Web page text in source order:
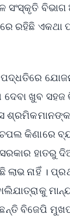
ସଂସ୍କୃତି
ରହିଛି ଏକଥା
ପଦ୍ଧତିରେ
ଖୁବ ସହଜ
କିଣାରେ
ହାତରୁ
ନାହିଁ ।
ବିଜେପି